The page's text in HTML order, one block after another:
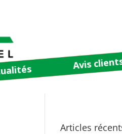
Avis
Articles